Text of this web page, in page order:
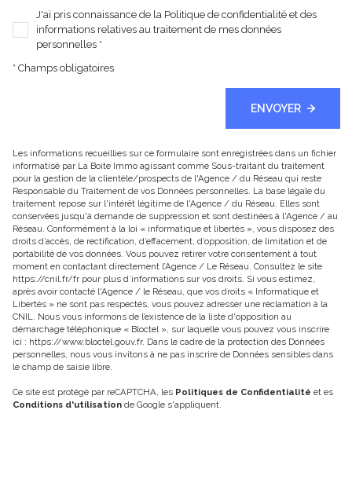
J'ai pris connaissance de la Politique de confidentialité et des
informations relatives au traitement de mes données
personnelles *
* Champs obligatoires
ENVOYER
Les informations recueillies sur ce formulaire sont enregistrées dans un fichier
informatisé par La Boite Immo agissant comme Sous-traitant du traitement
pour la gestion de la clientèle/prospects de l'Agence / du Réseau qui reste
Responsable du Traitement de vos Données personnelles. La base légale du
traitement repose sur l'intérêt légitime de l'Agence / du Réseau. Elles sont
conservées jusqu'à demande de suppression et sont destinées à l'Agence / au
Réseau. Conformément à la loi « informatique et libertés », vous disposez des
droits d’accès, de rectification, d’effacement, d’opposition, de limitation et de
portabilité de vos données. Vous pouvez retirer votre consentement à tout
moment en contactant directement l’Agence / Le Réseau. Consultez le site
https://cnil.fr/fr pour plus d’informations sur vos droits. Si vous estimez,
après avoir contacté l'Agence / le Réseau, que vos droits « Informatique et
Libertés » ne sont pas respectés, vous pouvez adresser une réclamation à la
CNIL. Nous vous informons de l’existence de la liste d'opposition au
démarchage téléphonique « Bloctel », sur laquelle vous pouvez vous inscrire
ici : https://www.bloctel.gouv.fr. Dans le cadre de la protection des Données
personnelles, nous vous invitons à ne pas inscrire de Données sensibles dans
le champ de saisie libre.
Ce site est protégé par reCAPTCHA, les Politiques de Confidentialité et es
Conditions d'utilisation de Google s'appliquent.